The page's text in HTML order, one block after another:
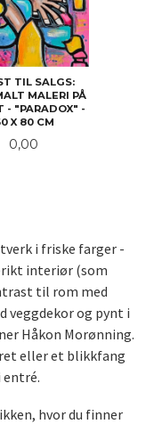
TIL SALGS:
MALERI PÅ
- "PARADOX" -
X 80 CM
Pris
0,00
i friske farger -
interiør (som
til rom med
veggdekor og pynt i
Håkon Morønning.
eller et blikkfang
hvor du finner